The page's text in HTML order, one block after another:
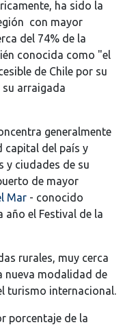
ha sido la
con mayor
del 74% de la
conocida como "el
de Chile por su
arraigada
generalmente
capital del país y
y ciudades de su
de mayor
Mar - conocido
año el Festival de la
rurales, muy cerca
nueva modalidad de
turismo internacional.
porcentaje de la